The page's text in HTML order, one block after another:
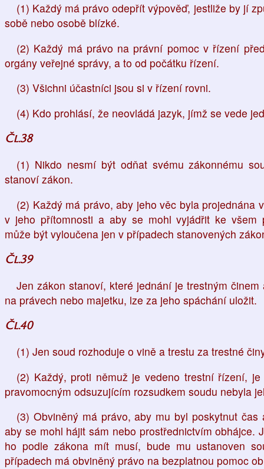
(1) Každý má právo odepřít výpověď, jestliže by jí
sobě nebo osobě blízké.
(2) Každý má právo na právní pomoc v řízení
orgány veřejné správy, a to od počátku řízení.
(3) Všichni účastníci jsou si v řízení rovni.
(4) Kdo prohlásí, že neovládá jazyk, jímž se vede
Čl.38
(1) Nikdo nesmí být odňat svému zákonnému
stanoví zákon.
(2) Každý má právo, aby jeho věc byla projednána
v jeho přítomnosti a aby se mohl vyjádřit ke všem
může být vyloučena jen v případech stanovených
Čl.39
Jen zákon stanoví, které jednání je trestným
na právech nebo majetku, lze za jeho spáchání uložit.
Čl.40
(1) Jen soud rozhoduje o vině a trestu za trestné
(2) Každý, proti němuž je vedeno trestní řízení,
pravomocným odsuzujícím rozsudkem soudu nebyla
(3) Obviněný má právo, aby mu byl poskytnut
aby se mohl hájit sám nebo prostřednictvím obhájce.
ho podle zákona mít musí, bude mu ustanoven
případech má obviněný právo na bezplatnou pomoc